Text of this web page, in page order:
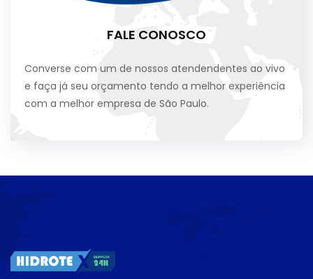
FALE CONOSCO
Converse com um de nossos atendendentes ao vivo
e faça já seu orçamento tendo a melhor experiência
com a melhor empresa de São Paulo.